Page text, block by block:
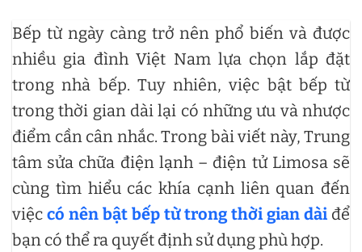
Bếp từ ngày càng trở nên phổ biến và được
nhiều gia đình Việt Nam lựa chọn lắp đặt
trong nhà bếp. Tuy nhiên, việc bật bếp từ
trong thời gian dài lại có những ưu và nhược
điểm cần cân nhắc. Trong bài viết này, Trung
tâm sửa chữa điện lạnh – điện tử Limosa sẽ
cùng tìm hiểu các khía cạnh liên quan đến
việc có nên bật bếp từ trong thời gian dài để
bạn có thể ra quyết định sử dụng phù hợp.